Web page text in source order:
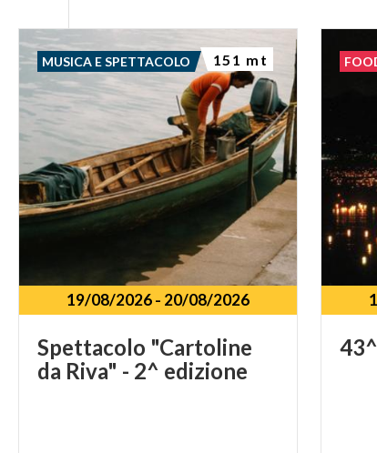
19/08/2026- 20/08/2026
Spettacolo "Cartoline
da Riva" - 2^ edizione
MUSICA E SPETTACOLO 151 mt
43^